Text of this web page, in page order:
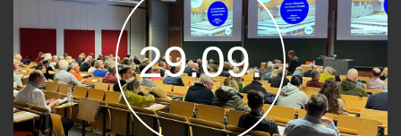
29.09.